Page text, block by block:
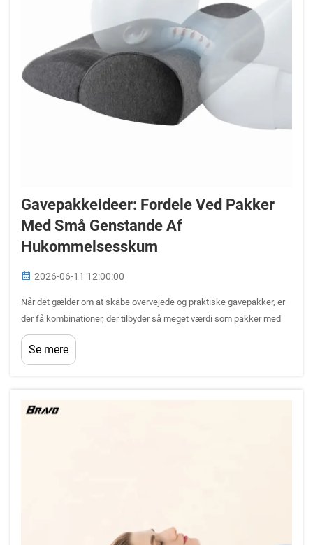
Gavepakkeideer: Fordele Ved Pakker
Med Små Genstande Af
Hukommelsesskum
2026-06-11 12:00:00
Når det gælder om at skabe overvejede og praktiske gavepakker, er
der få kombinationer, der tilbyder så meget værdi som pakker med
små genstande af memoryskum. Disse kompakte,
komfortorienterede produkter er blevet en fast bestanddel af
Se mere